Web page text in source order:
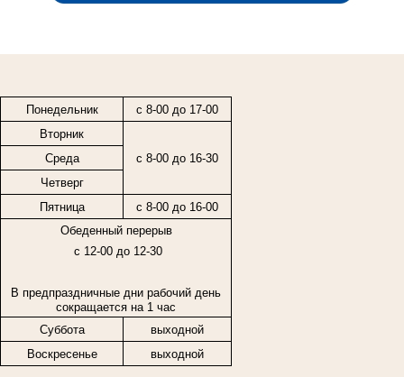
Понедельник
с 8-00 до 17-00
Вторник
с 8-00 до 16-30
Среда
Четверг
Пятница
с 8-00 до 16-00
Обеденный перерыв
с 12-00 до 12-30
В предпраздничные дни рабочий день
сокращается на 1 час
Суббота
выходной
Воскресенье
выходной